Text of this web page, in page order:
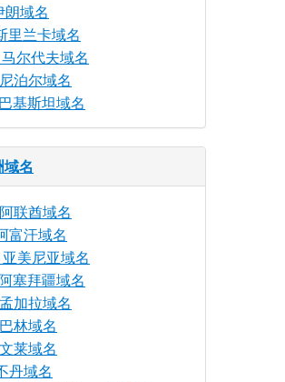
朗域名
里兰卡域名
尔代夫域名
泊尔域名
基斯坦域名
名
联酋域名
富汗域名
美尼亚域名
塞拜疆域名
加拉域名
林域名
莱域名
丹域名